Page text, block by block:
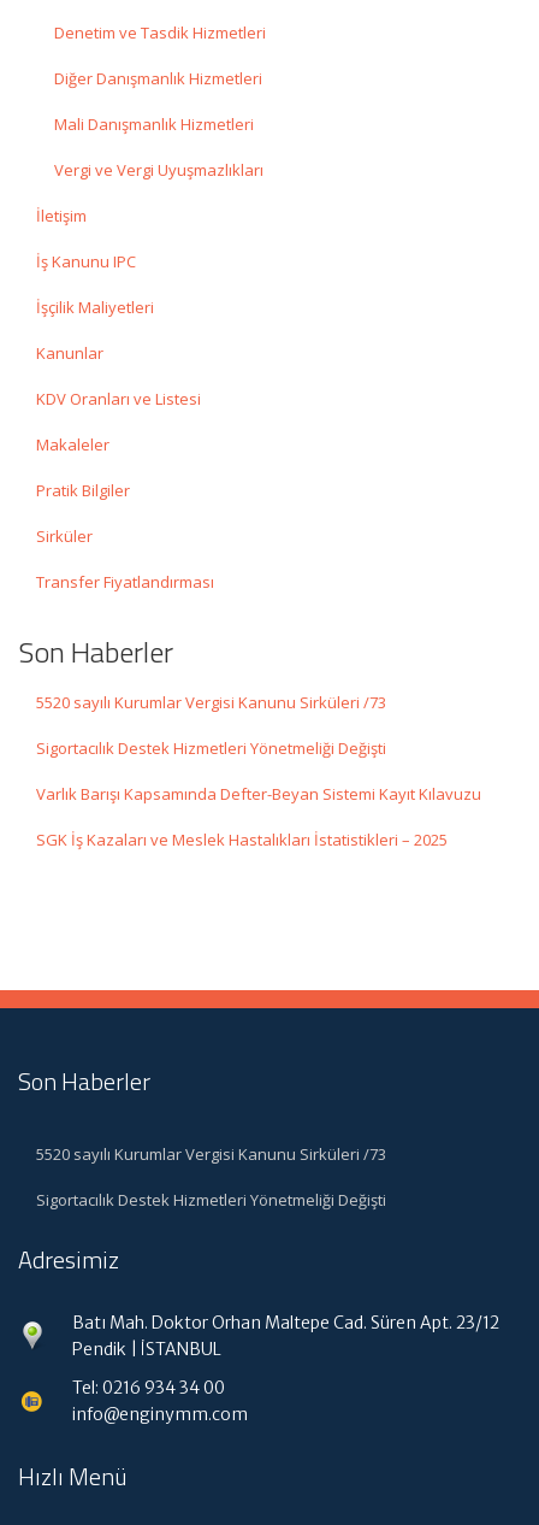
Denetim ve Tasdik Hizmetleri
Diğer Danışmanlık Hizmetleri
Mali Danışmanlık Hizmetleri
Vergi ve Vergi Uyuşmazlıkları
İletişim
İş Kanunu IPC
İşçilik Maliyetleri
Kanunlar
KDV Oranları ve Listesi
Makaleler
Pratik Bilgiler
Sirküler
Transfer Fiyatlandırması
Son Haberler
5520 sayılı Kurumlar Vergisi Kanunu Sirküleri /73
Sigortacılık Destek Hizmetleri Yönetmeliği Değişti
Varlık Barışı Kapsamında Defter-Beyan Sistemi Kayıt Kılavuzu
SGK İş Kazaları ve Meslek Hastalıkları İstatistikleri – 2025
Son Haberler
5520 sayılı Kurumlar Vergisi Kanunu Sirküleri /73
Sigortacılık Destek Hizmetleri Yönetmeliği Değişti
Adresimiz
Batı Mah. Doktor Orhan Maltepe Cad. Süren Apt. 23/12
Pendik | İSTANBUL
Tel: 0216 934 34 00
info@enginymm.com
Hızlı Menü